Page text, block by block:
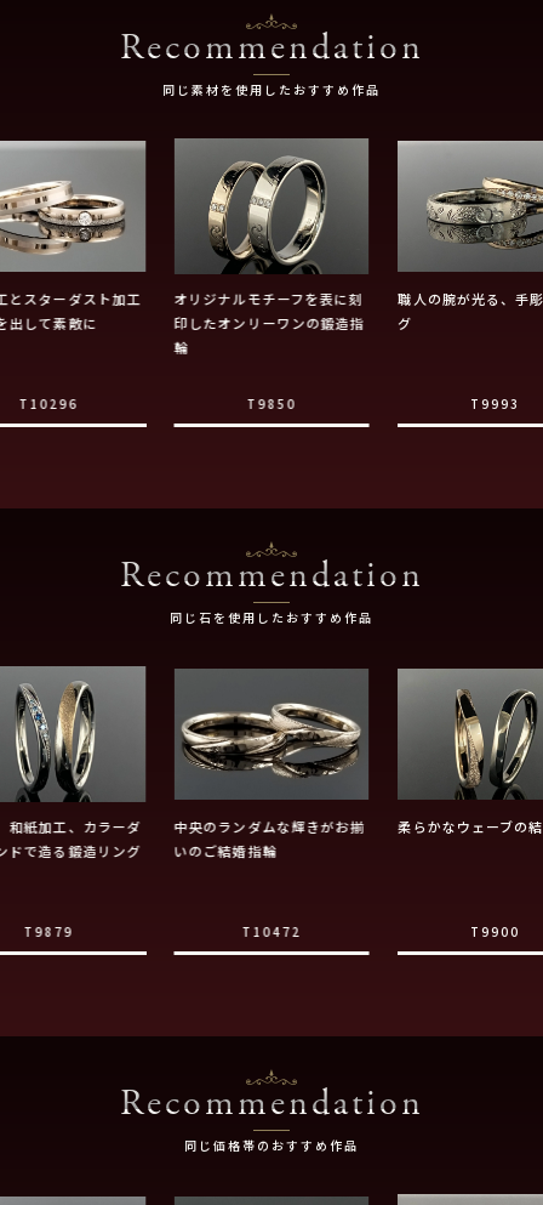
Recommendation
同じ素材を使用したおすすめ作品
とスターダスト加工
出して素敵に
T10296
オリジナルモチーフを表に刻
印したオンリーワンの鍛造指
輪
T9850
職人の腕が光る、手
グ
T9993
Recommendation
同じ石を使用したおすすめ作品
和紙加工、カラーダ
ドで造る鍛造リング
T9879
中央のランダムな輝きがお揃
いのご結婚指輪
T10472
柔らかなウェーブの
T9900
Recommendation
同じ価格帯のおすすめ作品